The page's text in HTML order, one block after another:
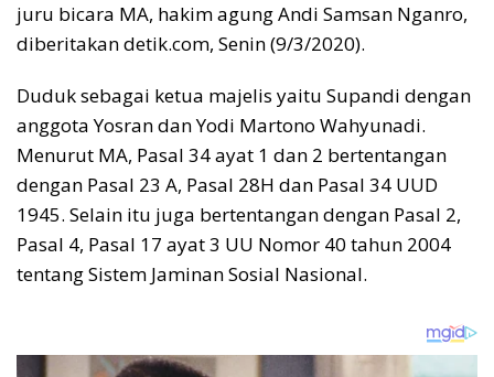
juru bicara MA, hakim agung Andi Samsan Nganro,
diberitakan detik.com, Senin (9/3/2020).
Duduk sebagai ketua majelis yaitu Supandi dengan
anggota Yosran dan Yodi Martono Wahyunadi.
Menurut MA, Pasal 34 ayat 1 dan 2 bertentangan
dengan Pasal 23 A, Pasal 28H dan Pasal 34 UUD
1945. Selain itu juga bertentangan dengan Pasal 2,
Pasal 4, Pasal 17 ayat 3 UU Nomor 40 tahun 2004
tentang Sistem Jaminan Sosial Nasional.